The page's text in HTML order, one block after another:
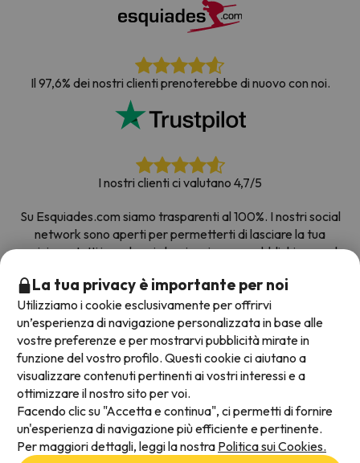
Il 97,6% dei nostri clienti prenoterebbe di nuovo con noi.
I nostri clienti ci valutano 4,7/5
Su Esquiades.com siamo trasparenti al 100%. I nostri social
network sono aperti per permetterti di lasciare la tua
opinione, tutti i sondaggi che riceviamo e pubblichiamo sul
Prenota con fiducia|Più di 700.000 persone hanno
prenotato la loro settimana bianca con Esquiades.com
Metodi di pagamento disponibili
La tua privacy è importante per noi
Utilizziamo i cookie esclusivamente per offrirvi
un’esperienza di navigazione personalizzata in base alle
vostre preferenze e per mostrarvi pubblicità mirate in
funzione del vostro profilo. Questi cookie ci aiutano a
visualizzare contenuti pertinenti ai vostri interessi e a
ottimizzare il nostro sito per voi.
Facendo clic su "Accetta e continua", ci permetti di fornire
un'esperienza di navigazione più efficiente e pertinente.
Per maggiori dettagli, leggi la nostra Politica sui Cookies.